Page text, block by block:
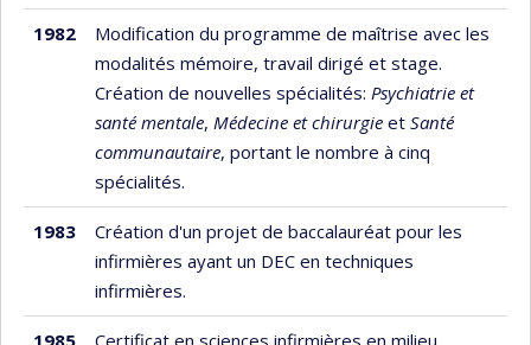
1982
Modification du programme de maîtrise avec les
modalités mémoire, travail dirigé et stage.
Création de nouvelles spécialités: Psychiatrie et
santé mentale, Médecine et chirurgie et Santé
communautaire, portant le nombre à cinq
spécialités.
1983
Création d'un projet de baccalauréat pour les
infirmières ayant un DEC en techniques
infirmières.